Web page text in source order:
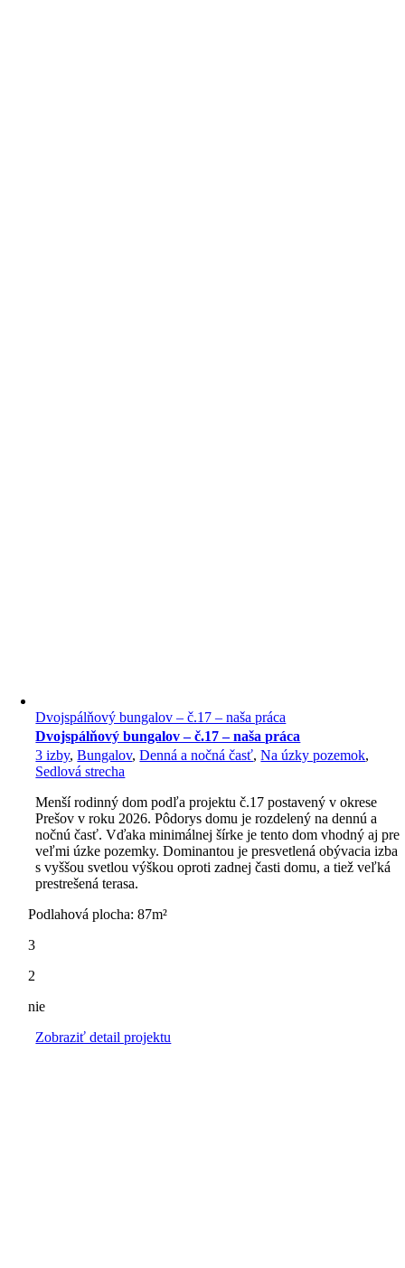
Dvojspálňový bungalov – č.17 – naša práca
Dvojspálňový bungalov – č.17 – naša práca
3 izby,Bungalov,Denná a nočná časť,Na úzky pozemok,
Sedlová strecha
Menší rodinný dom podľa projektu č.17 postavený v okrese
Prešov v roku 2026. Pôdorys domu je rozdelený na dennú a
nočnú časť. Vďaka minimálnej šírke je tento dom vhodný aj pre
veľmi úzke pozemky. Dominantou je presvetlená obývacia izba
s vyššou svetlou výškou oproti zadnej časti domu, a tiež veľká
prestrešená terasa.
Podlahová plocha: 87m²
3
2
nie
Zobraziť detail projektu